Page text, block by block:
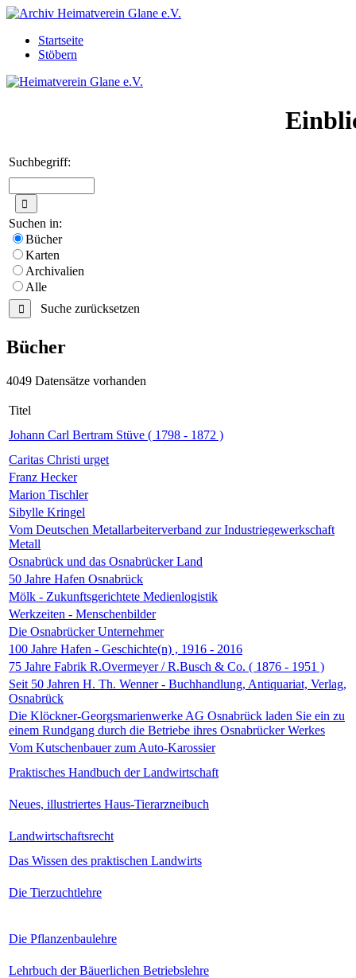
Startseite
Stöbern
Suchbegriff:
Suchen in:
Bücher
Karten
Archivalien
Alle
Suche zurücksetzen
Bücher
4049 Datensätze vorhanden
Titel
Johann Carl Bertram Stüve ( 1798 - 1872 )
Caritas Christi urget
Franz Hecker
Marion Tischler
Sibylle Kringel
Vom Deutschen Metallarbeiterverband zur Industriegewerkschaft
Metall
Osnabrück und das Osnabrücker Land
50 Jahre Hafen Osnabrück
Mölk - Zukunftsgerichtete Medienlogistik
Werkzeiten - Menschenbilder
Die Osnabrücker Unternehmer
100 Jahre Hafen - Geschichte(n) , 1916 - 2016
75 Jahre Fabrik R.Overmeyer / R.Busch & Co. ( 1876 - 1951 )
Seit 50 Jahren H. Th. Wenner - Buchhandlung, Antiquariat, Verlag,
Osnabrück
Die Klöckner-Georgsmarienwerke AG Osnabrück laden Sie ein zu
einem Rundgang durch die Betriebe ihres Osnabrücker Werkes
Vom Kutschenbauer zum Auto-Karossier
Praktisches Handbuch der Landwirtschaft
Neues, illustriertes Haus-Tierarzneibuch
Landwirtschaftsrecht
Das Wissen des praktischen Landwirts
Die Tierzuchtlehre
Die Pflanzenbaulehre
Lehrbuch der Bäuerlichen Betriebslehre